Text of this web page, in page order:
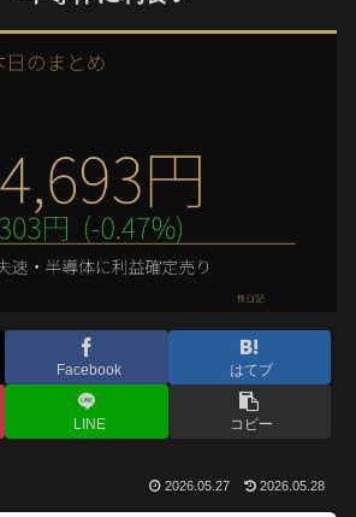
Facebook はてブ
LINE コピー
2026.05.27 2026.05.28